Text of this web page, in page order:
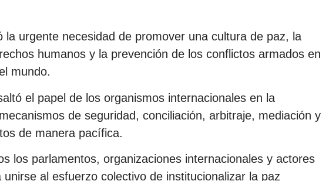
la urgente necesidad de promover una cultura de paz, la
humanos y la prevención de los conflictos armados en
mundo.
el papel de los organismos internacionales en la
de seguridad, conciliación, arbitraje, mediación y
de manera pacífica.
los parlamentos, organizaciones internacionales y actores
unirse al esfuerzo colectivo de institucionalizar la paz